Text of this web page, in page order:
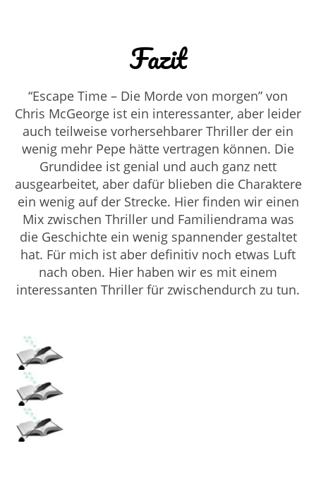
Fazit
“Escape Time – Die Morde von morgen” von
Chris McGeorge ist ein interessanter, aber leider
auch teilweise vorhersehbarer Thriller der ein
wenig mehr Pepe hätte vertragen können. Die
Grundidee ist genial und auch ganz nett
ausgearbeitet, aber dafür blieben die Charaktere
ein wenig auf der Strecke. Hier finden wir einen
Mix zwischen Thriller und Familiendrama was
die Geschichte ein wenig spannender gestaltet
hat. Für mich ist aber definitiv noch etwas Luft
nach oben. Hier haben wir es mit einem
interessanten Thriller für zwischendurch zu tun.